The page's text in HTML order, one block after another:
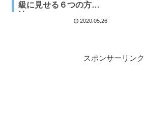
級に見せる６つの方
法
2020.05.26
スポンサーリンク